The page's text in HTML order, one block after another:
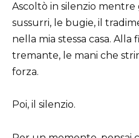
Ascoltò in silenzio
sussurri, le bugie, il
nella mia stessa casa. Alla
tremante, le mani che
forza.
Poi, il silenzio.